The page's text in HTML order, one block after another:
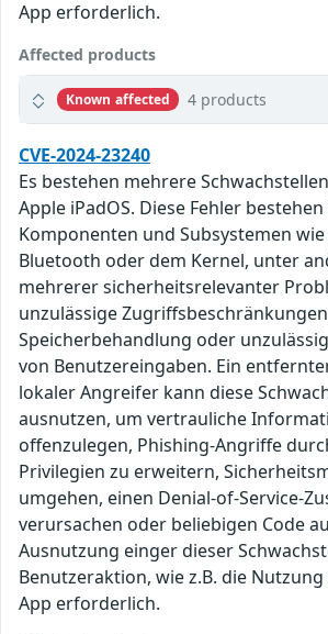
App erforderlich.
Affected products
Known affected 4 products
CVE-2024-23240
Es bestehen mehrere
Apple iPadOS. Diese Fehler
Komponenten und Subsystemen wie
Bluetooth oder dem Kernel, unter
mehrerer sicherheitsrelevanter
unzulässige
Speicherbehandlung oder
von Benutzereingaben. Ein
lokaler Angreifer kann diese
ausnutzen, um vertrauliche
offenzulegen, Phishing-Angriffe
Privilegien zu erweitern,
umgehen, einen Denial-of-Service-
verursachen oder beliebigen Code
Ausnutzung einger dieser
Benutzeraktion, wie z.B. die
App erforderlich.